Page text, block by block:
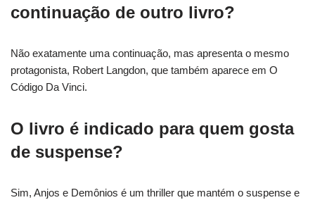
continuação de outro livro?
Não exatamente uma continuação, mas apresenta o mesmo
protagonista, Robert Langdon, que também aparece em O
Código Da Vinci.
O livro é indicado para quem gosta
de suspense?
Sim, Anjos e Demônios é um thriller que mantém o suspense e